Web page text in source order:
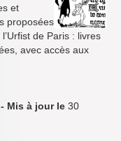
et
proposées
de Paris : livres
avec accès aux
- Mis à jour le 30